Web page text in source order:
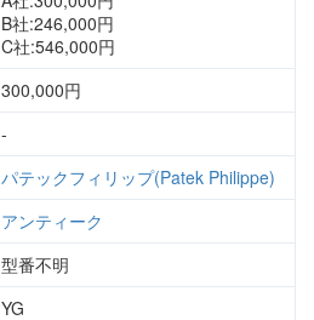
B社:246,000円
C社:546,000円
300,000円
-
パテックフィリップ(Patek Philippe)
アンティーク
型番不明
YG